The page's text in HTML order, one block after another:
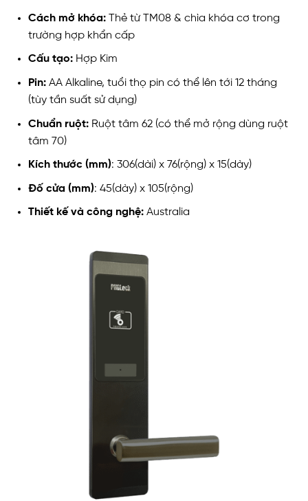
Cách mở khóa:Thẻ từ TM08 & chìa khóa cơ trong
trường hợp khẩn cấp
Cấu tạo: Hợp Kim
Pin:AA Alkaline, tuổi thọ pin có thể lên tới 12 tháng
(tùy tần suất sử dụng)
Chuẩn ruột: Ruột tâm 62 (có thể mở rộng dùng ruột
tâm 70)
Kích thước (mm): 306(dài) x 76(rộng) x 15(dày)
Đố cửa (mm): 45(dày) x 105(rộng)
Thiết kế và công nghệ:Australia